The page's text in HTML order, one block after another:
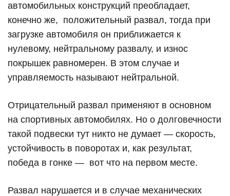
автомобильных конструкций преобладает,
конечно же, положительный развал, тогда при
загрузке автомобиля он приближается к
нулевому, нейтральному развалу, и износ
покрышек равномерен. В этом случае и
управляемость называют нейтральной.
Отрицательный развал применяют в основном
на спортивных автомобилях. Но о долговечности
такой подвески тут никто не думает — скорость,
устойчивость в поворотах и, как результат,
победа в гонке — вот что на первом месте.
Развал нарушается и в случае механических